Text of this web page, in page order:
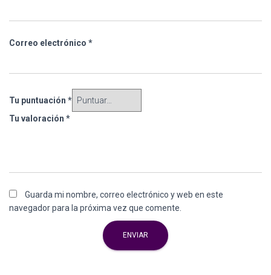
Correo electrónico *
Tu puntuación *
Tu valoración *
Guarda mi nombre, correo electrónico y web en este
navegador para la próxima vez que comente.